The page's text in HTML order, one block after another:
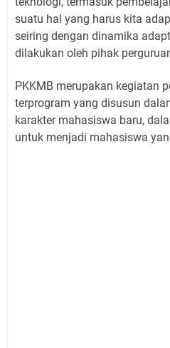
suatu hal yang harus kita
seiring dengan dinamika
dilakukan oleh pihak
PKKMB merupakan kegiatan
terprogram yang disusun
karakter mahasiswa baru,
untuk menjadi mahasiswa